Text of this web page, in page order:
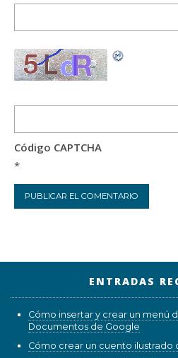
Código CAPTCHA
*
ENTRADAS
Cómo insertar y crear un menú
Documentos de Google
Cómo crear un cuento ilustrado